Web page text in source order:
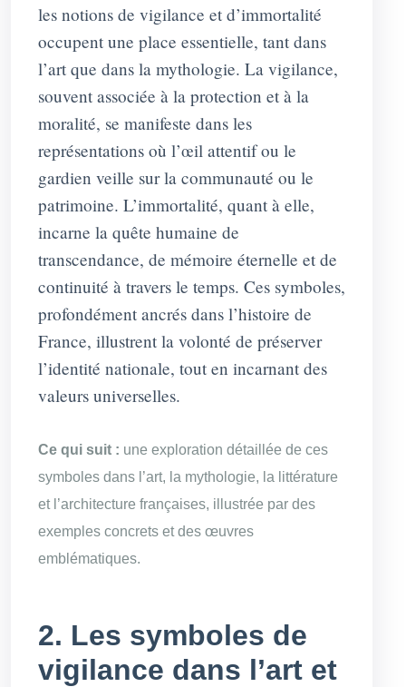
les notions de vigilance et d’immortalité
occupent une place essentielle, tant dans
l’art que dans la mythologie. La vigilance,
souvent associée à la protection et à la
moralité, se manifeste dans les
représentations où l’œil attentif ou le
gardien veille sur la communauté ou le
patrimoine. L’immortalité, quant à elle,
incarne la quête humaine de
transcendance, de mémoire éternelle et de
continuité à travers le temps. Ces symboles,
profondément ancrés dans l’histoire de
France, illustrent la volonté de préserver
l’identité nationale, tout en incarnant des
valeurs universelles.
Ce qui suit : une exploration détaillée de ces
symboles dans l’art, la mythologie, la littérature
et l’architecture françaises, illustrée par des
exemples concrets et des œuvres
emblématiques.
2. Les symboles de
vigilance dans l’art et